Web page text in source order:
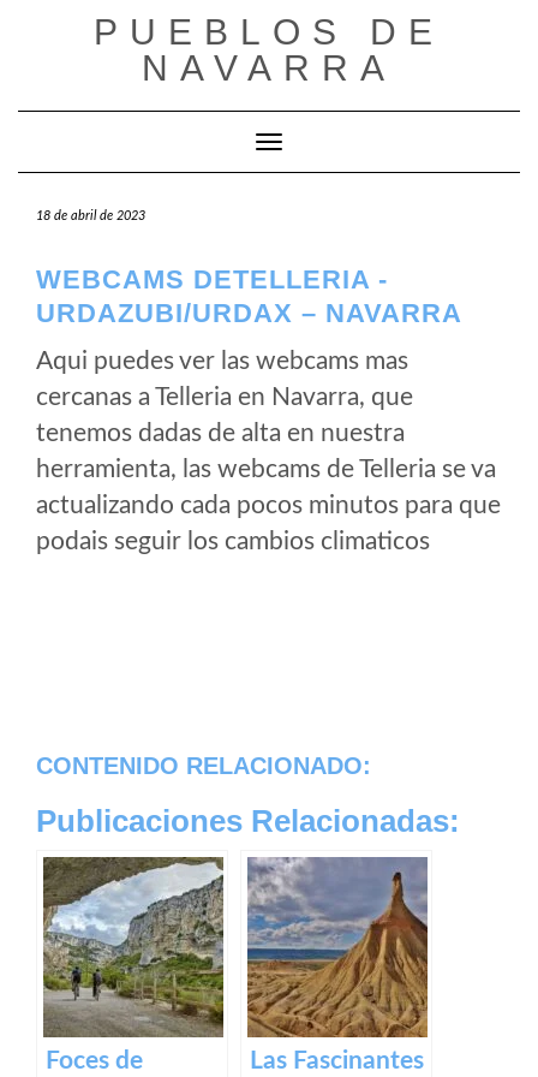
PUEBLOS DE
NAVARRA
Cambiar modo de navegación
18 de abril de 2023
WEBCAMS DETELLERIA -
URDAZUBI/URDAX – NAVARRA
Aqui puedes ver las webcams mas
cercanas a Telleria en Navarra, que
tenemos dadas de alta en nuestra
herramienta, las webcams de Telleria se va
actualizando cada pocos minutos para que
podais seguir los cambios climaticos
CONTENIDO RELACIONADO:
Publicaciones Relacionadas:
Foces de
Las Fascinantes